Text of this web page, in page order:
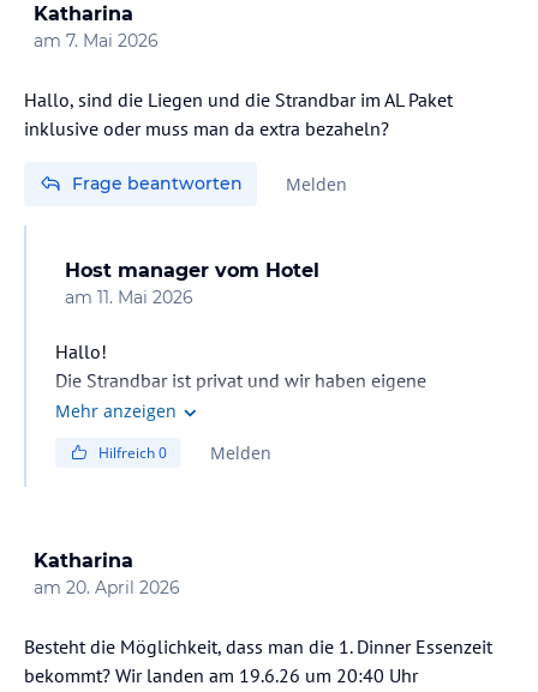
Katharina
am 7. Mai 2026
Hallo, sind die Liegen und die Strandbar im AL Paket
inklusive oder muss man da extra bezaheln?
Frage beantworten Melden
Host manager vom Hotel
am 11. Mai 2026
Hallo!
Die Strandbar ist privat und wir haben eigene
Sonnenliegen am Strand, die sich rechts von der Bar
sind. Schönen Tag noch!
Mehr anzeigen
Hilfreich0 Melden
Katharina
am 20. April 2026
Besteht die Möglichkeit, dass man die 1. Dinner Essenzeit
bekommt? Wir landen am 19.6.26 um 20:40 Uhr